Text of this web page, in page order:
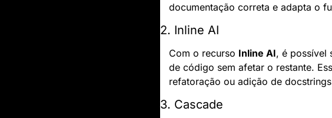
documentação correta e adapta o
2. Inline AI
Com o recurso Inline AI, é possível
de código sem afetar o restante.
refatoração ou adição de
3. Cascade